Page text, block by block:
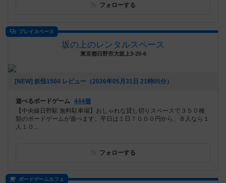
フォローする
プレイスペース
坂の上のレンタルスペース
東京都日野市大坂上3-20-6
[NEW] 妖怪1504 レビュー（2026年05月31日 21時05分）
遊べるボードゲーム 444個
【中央線日野駅 無料駐車場】おしゃれな貸し切りスペースで３５０種
類のボードゲームが遊べます。平日は１日７０００円から、８人なら１
人１０...
フォローする
ボードゲームカフェ